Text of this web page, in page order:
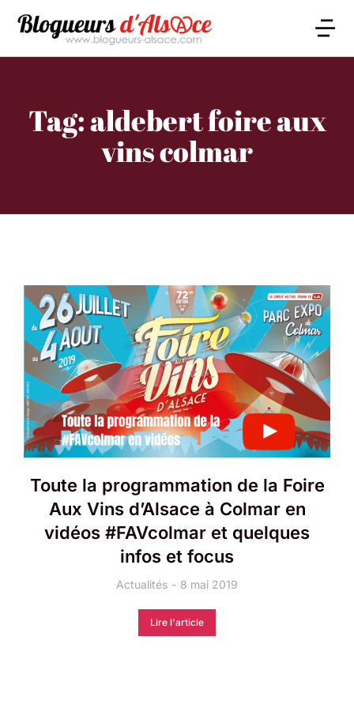
Tag: aldebert foire aux
vins colmar
Toute la programmation de la Foire
Aux Vins d’Alsace à Colmar en
vidéos #FAVcolmar et quelques
infos et focus
Actualités 8 mai 2019
Lire l'article